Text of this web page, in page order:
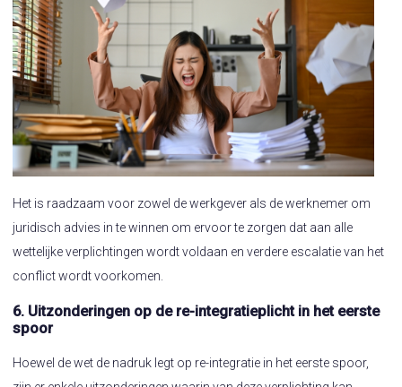
Het is raadzaam voor zowel de werkgever als de werknemer om
juridisch advies in te winnen om ervoor te zorgen dat aan alle
wettelijke verplichtingen wordt voldaan en verdere escalatie van het
conflict wordt voorkomen.
6. Uitzonderingen op de re-integratieplicht in het eerste
spoor
Hoewel de wet de nadruk legt op re-integratie in het eerste spoor,